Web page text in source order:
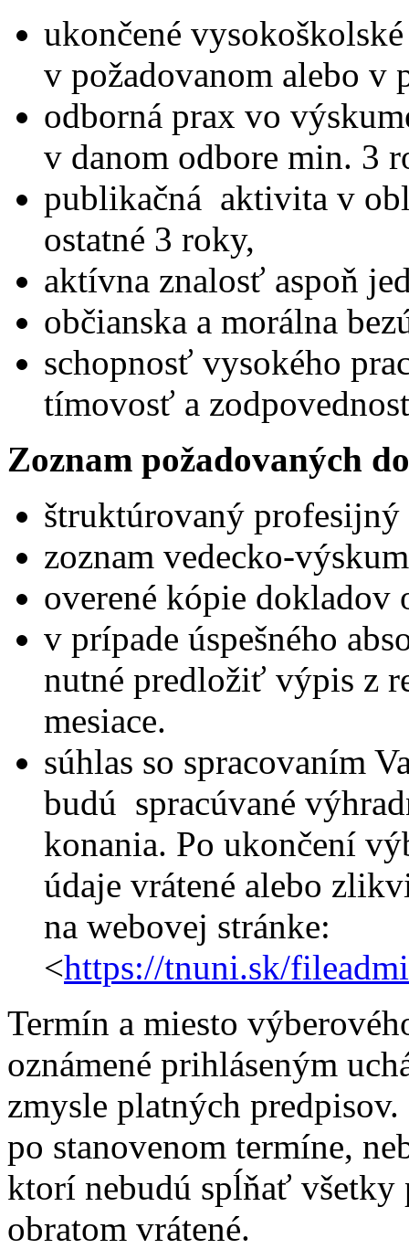
ukončené
v požadovanom alebo v
odborná prax vo
v danom odbore min. 3
publikačná aktivita v
ostatné 3 roky,
aktívna znalosť aspoň
občianska a morálna
schopnosť vysokého
tímovosť a
Zoznam požadovaných
štruktúrovaný
zoznam vedecko-
overené kópie dokladov
v prípade úspešného
nutné predložiť výpis z
mesiace.
súhlas so spracovaním
budú spracúvané
konania. Po ukončení
údaje vrátené alebo
na webovej stránke:
<https://tnuni.sk/
Termín a miesto
oznámené prihláseným
zmysle platných
po stanovenom termíne,
ktorí nebudú spĺňať
obratom vrátené.